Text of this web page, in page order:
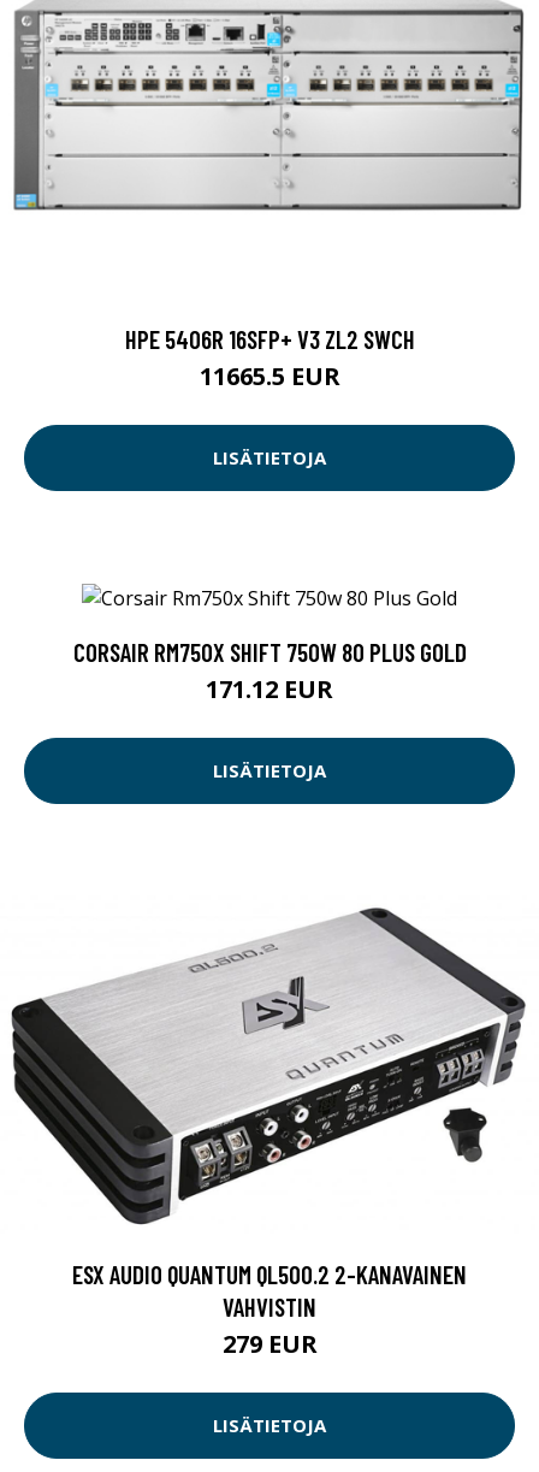
HPE 5406R 16SFP+ V3 ZL2 SWCH
11665.5 EUR
LISÄTIETOJA
CORSAIR RM750X SHIFT 750W 80 PLUS GOLD
171.12 EUR
LISÄTIETOJA
ESX AUDIO QUANTUM QL500.2 2-KANAVAINEN
VAHVISTIN
279 EUR
LISÄTIETOJA